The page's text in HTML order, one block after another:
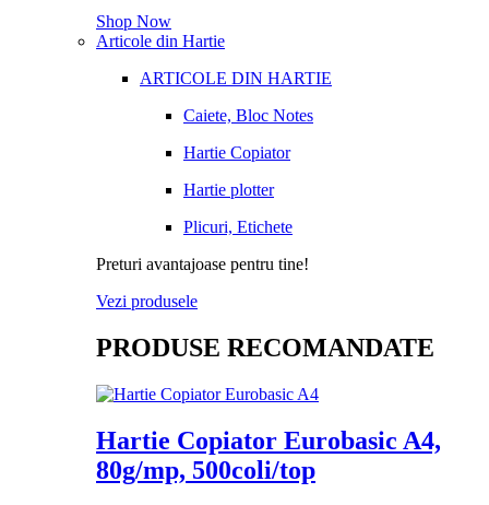
Shop Now
Articole din Hartie
ARTICOLE DIN HARTIE
Caiete, Bloc Notes
Hartie Copiator
Hartie plotter
Plicuri, Etichete
Preturi avantajoase pentru tine!
Vezi produsele
PRODUSE RECOMANDATE
Hartie Copiator Eurobasic A4,
80g/mp, 500coli/top